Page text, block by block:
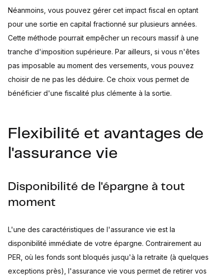
Néanmoins, vous pouvez gérer cet impact fiscal en optant
pour une sortie en capital fractionné sur plusieurs années.
Cette méthode pourrait empêcher un recours massif à une
tranche d'imposition supérieure. Par ailleurs, si vous n'êtes
pas imposable au moment des versements, vous pouvez
choisir de ne pas les déduire. Ce choix vous permet de
bénéficier d'une fiscalité plus clémente à la sortie.
Flexibilité et avantages de
l'assurance vie
Disponibilité de l'épargne à tout
moment
L'une des caractéristiques de l'assurance vie est la
disponibilité immédiate de votre épargne. Contrairement au
PER, où les fonds sont bloqués jusqu'à la retraite (à quelques
exceptions près), l'assurance vie vous permet de retirer vos